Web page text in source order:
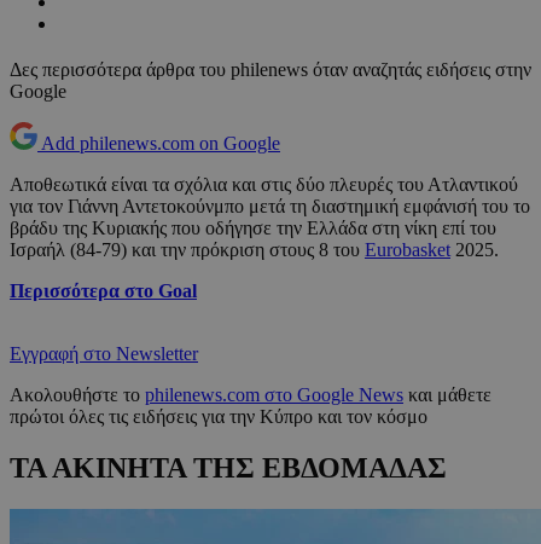
Δες περισσότερα άρθρα του philenews όταν αναζητάς ειδήσεις στην
Google
Add philenews.com on Google
Αποθεωτικά είναι τα σχόλια και στις δύο πλευρές του Ατλαντικού
για τον Γιάννη Αντετοκούνμπο μετά τη διαστημική εμφάνισή του το
βράδυ της Κυριακής που οδήγησε την Ελλάδα στη νίκη επί του
Ισραήλ (84-79) και την πρόκριση στους 8 του Eurobasket 2025.
Περισσότερα στο Goal
Εγγραφή στο Newsletter
Ακολουθήστε το philenews.com στο Google News και μάθετε
πρώτοι όλες τις ειδήσεις για την Κύπρο και τον κόσμο
ΤΑ ΑΚΙΝΗΤΑ ΤΗΣ ΕΒΔΟΜΑΔΑΣ